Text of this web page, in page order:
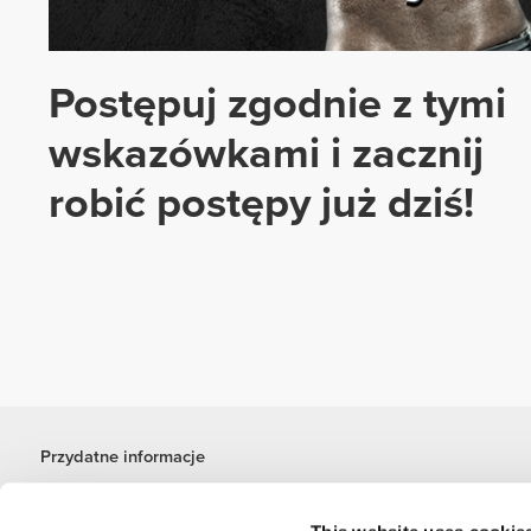
Postępuj zgodnie z tymi
wskazówkami i zacznij
robić postępy już dziś!
Przydatne informacje